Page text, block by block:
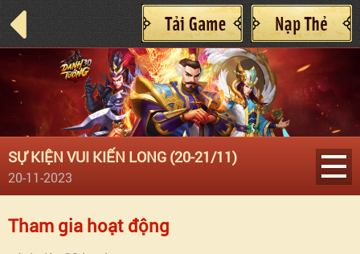
SỰ KIỆN VUI KIẾN LONG (20-21/11)
20-11-2023
Tham gia hoạt động
Điều